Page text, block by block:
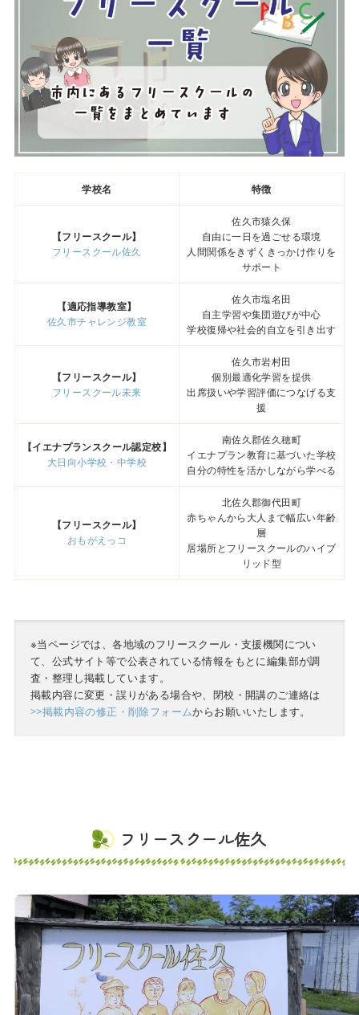
学校名 特徴
【フリースクール】
フリースクール佐久
佐久市猿久保
自由に一日を過ごせる環境
人間関係をきずくきっかけ作りを
サポート
【適応指導教室】
佐久市チャレンジ教室
佐久市塩名田
自主学習や集団遊びが中心
学校復帰や社会的自立を引き出す
【フリースクール】
フリースクール未来
佐久市岩村田
個別最適化学習を提供
出席扱いや学習評価につなげる支
援
【イエナプランスクール認定校】
大日向小学校・中学校
南佐久郡佐久穂町
イエナプラン教育に基づいた学校
自分の特性を活かしながら学べる
【フリースクール】
おもがえっコ
北佐久郡御代田町
赤ちゃんから大人まで幅広い年齢
層
居場所とフリースクールのハイブ
リッド型
※当ページでは、各地域のフリースクール・支援機関につい
て、公式サイト等で公表されている情報をもとに編集部が調
査・整理し掲載しています。
掲載内容に変更・誤りがある場合や、閉校・開講のご連絡は
>>掲載内容の修正・削除フォームからお願いいたします。
フリースクール佐久